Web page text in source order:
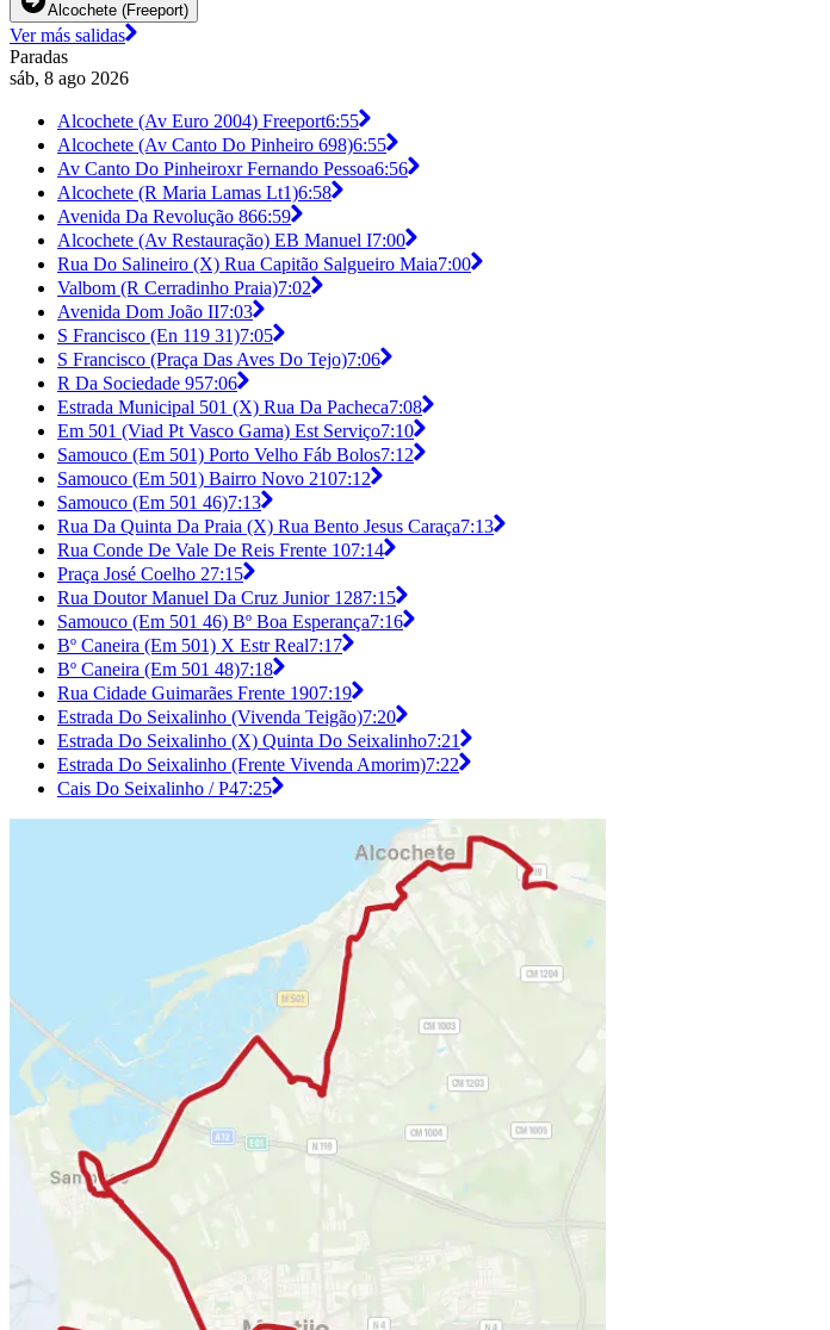
Alcochete (Freeport)
Ver más salidas
Paradas
sáb, 8 ago 2026
Alcochete (Av Euro 2004) Freeport6:55
Alcochete (Av Canto Do Pinheiro 698)6:55
Av Canto Do Pinheiroxr Fernando Pessoa6:56
Alcochete (R Maria Lamas Lt1)6:58
Avenida Da Revolução 866:59
Alcochete (Av Restauração) EB Manuel I7:00
Rua Do Salineiro (X) Rua Capitão Salgueiro Maia7:00
Valbom (R Cerradinho Praia)7:02
Avenida Dom João II7:03
S Francisco (En 119 31)7:05
S Francisco (Praça Das Aves Do Tejo)7:06
R Da Sociedade 957:06
Estrada Municipal 501 (X) Rua Da Pacheca7:08
Em 501 (Viad Pt Vasco Gama) Est Serviço7:10
Samouco (Em 501) Porto Velho Fáb Bolos7:12
Samouco (Em 501) Bairro Novo 2107:12
Samouco (Em 501 46)7:13
Rua Da Quinta Da Praia (X) Rua Bento Jesus Caraça7:13
Rua Conde De Vale De Reis Frente 107:14
Praça José Coelho 27:15
Rua Doutor Manuel Da Cruz Junior 1287:15
Samouco (Em 501 46) Bº Boa Esperança7:16
Bº Caneira (Em 501) X Estr Real7:17
Bº Caneira (Em 501 48)7:18
Rua Cidade Guimarães Frente 1907:19
Estrada Do Seixalinho (Vivenda Teigão)7:20
Estrada Do Seixalinho (X) Quinta Do Seixalinho7:21
Estrada Do Seixalinho (Frente Vivenda Amorim)7:22
Cais Do Seixalinho / P47:25